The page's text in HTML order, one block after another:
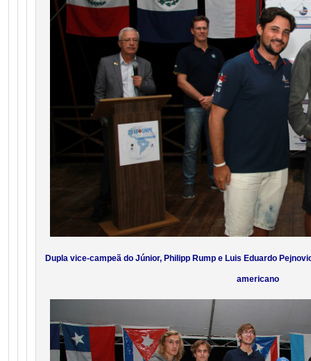
Dupla vice-campeã do Júnior, Philipp Rump e Luis Eduardo
americano